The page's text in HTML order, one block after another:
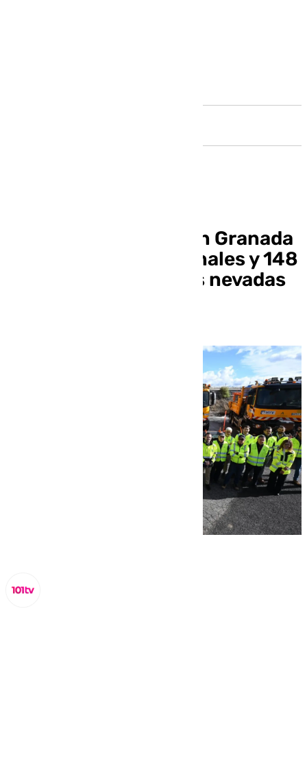
La Junta despliega en Granada
más de 500 profesionales y 148
vehículos frente a las nevadas